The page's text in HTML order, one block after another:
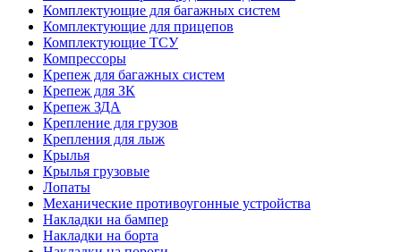
Комплектующие для багажных систем
Комплектующие для прицепов
Комплектующие ТСУ
Компрессоры
Крепеж для багажных систем
Крепеж для ЗК
Крепеж ЗДА
Крепление для грузов
Крепления для лыж
Крылья
Крылья грузовые
Лопаты
Механические противоугонные устройства
Накладки на бампер
Накладки на борта